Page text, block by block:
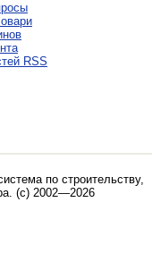
RSS
по строительству,
. (c) 2002—2026